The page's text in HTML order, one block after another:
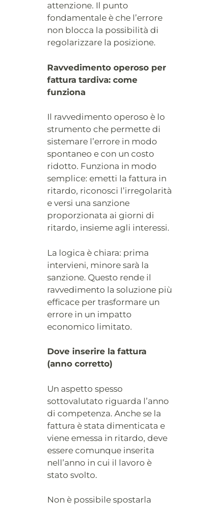
attenzione. Il punto
fondamentale è che l’errore
non blocca la possibilità di
regolarizzare la posizione.
Ravvedimento operoso per
fattura tardiva: come
funziona
Il ravvedimento operoso è lo
strumento che permette di
sistemare l’errore in modo
spontaneo e con un costo
ridotto. Funziona in modo
semplice: emetti la fattura in
ritardo, riconosci l’irregolarità
e versi una sanzione
proporzionata ai giorni di
ritardo, insieme agli interessi.
La logica è chiara: prima
intervieni, minore sarà la
sanzione. Questo rende il
ravvedimento la soluzione più
efficace per trasformare un
errore in un impatto
economico limitato.
Dove inserire la fattura
(anno corretto)
Un aspetto spesso
sottovalutato riguarda l’anno
di competenza. Anche se la
fattura è stata dimenticata e
viene emessa in ritardo, deve
essere comunque inserita
nell’anno in cui il lavoro è
stato svolto.
Non è possibile spostarla